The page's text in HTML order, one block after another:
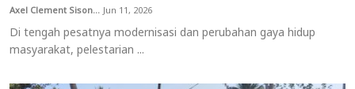
Axel Clement Sison...Jun 11, 2026
Di tengah pesatnya modernisasi dan perubahan gaya hidup
masyarakat, pelestarian ...